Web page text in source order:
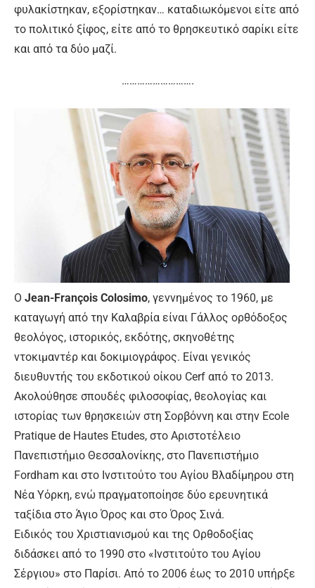
φυλακίστηκαν, εξορίστηκαν… καταδιωκόμενοι είτε από
το πολιτικό ξίφος, είτε από το θρησκευτικό σαρίκι είτε
και από τα δύο μαζί.
……………………….
Ο Jean-François Colosimo, γεννημένος το 1960, με
καταγωγή από την Καλαβρία είναι Γάλλος ορθόδοξος
θεολόγος, ιστορικός, εκδότης, σκηνοθέτης
ντοκιμαντέρ και δοκιμιογράφος. Είναι γενικός
διευθυντής του εκδοτικού οίκου Cerf από το 2013.
Ακολούθησε σπουδές φιλοσοφίας, θεολογίας και
ιστορίας των θρησκειών στη Σορβόννη και στην Ecole
Pratique de Hautes Etudes, στο Αριστοτέλειο
Πανεπιστήμιο Θεσσαλονίκης, στο Πανεπιστήμιο
Fordham και στο Ινστιτούτο του Αγίου Βλαδίμηρου στη
Νέα Υόρκη, ενώ πραγματοποίησε δύο ερευνητικά
ταξίδια στο Άγιο Όρος και στο Όρος Σινά.
Ειδικός του Χριστιανισμού και της Ορθοδοξίας
διδάσκει από το 1990 στο «Ινστιτούτο του Αγίου
Σέργιου» στο Παρίσι. Από το 2006 έως το 2010 υπήρξε